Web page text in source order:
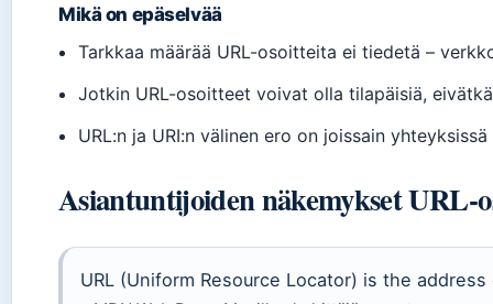
Mikä on epäselvää
Tarkkaa määrää URL-osoitteita ei tiedetä –
Jotkin URL-osoitteet voivat olla tilapäisiä,
URL:n ja URI:n välinen ero on joissain
Asiantuntijoiden näkemykset URL-
URL (Uniform Resource Locator) is the